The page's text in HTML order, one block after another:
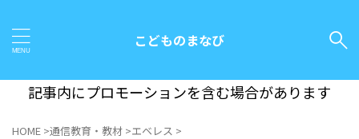
こどものまなび
記事内にプロモーションを含む場合があります
HOME >通信教育・教材 >エベレス >